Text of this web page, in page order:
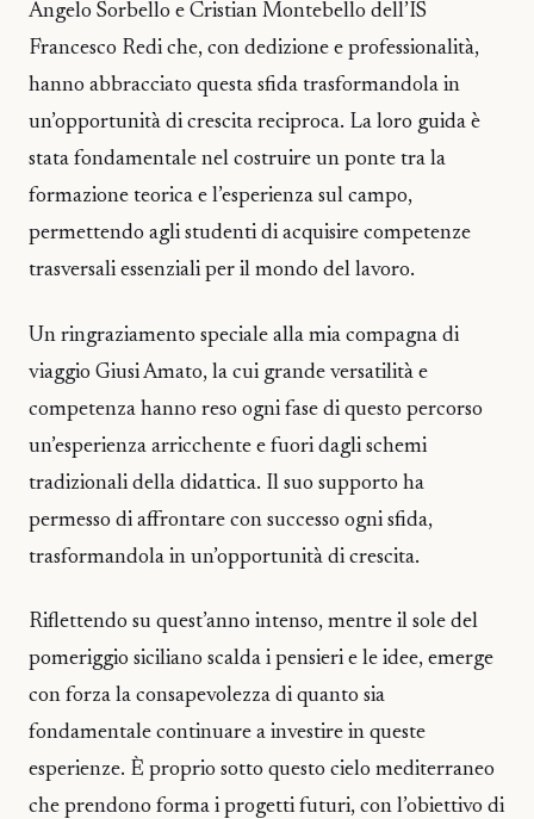
Angelo Sorbello e Cristian Montebello dell’IS
Francesco Redi che, con dedizione e professionalità,
hanno abbracciato questa sfida trasformandola in
un’opportunità di crescita reciproca. La loro guida è
stata fondamentale nel costruire un ponte tra la
formazione teorica e l’esperienza sul campo,
permettendo agli studenti di acquisire competenze
trasversali essenziali per il mondo del lavoro.
Un ringraziamento speciale alla mia compagna di
viaggio Giusi Amato, la cui grande versatilità e
competenza hanno reso ogni fase di questo percorso
un’esperienza arricchente e fuori dagli schemi
tradizionali della didattica. Il suo supporto ha
permesso di affrontare con successo ogni sfida,
trasformandola in un’opportunità di crescita.
Riflettendo su quest’anno intenso, mentre il sole del
pomeriggio siciliano scalda i pensieri e le idee, emerge
con forza la consapevolezza di quanto sia
fondamentale continuare a investire in queste
esperienze. È proprio sotto questo cielo mediterraneo
che prendono forma i progetti futuri, con l’obiettivo di